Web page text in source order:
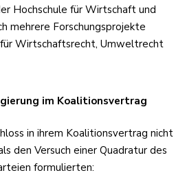
Hochschule für Wirtschaft und
mehrere Forschungsprojekte
Wirtschaftsrecht, Umweltrecht
im Koalitionsvertrag
in ihrem Koalitionsvertrag nicht
den Versuch einer Quadratur des
formulierten: